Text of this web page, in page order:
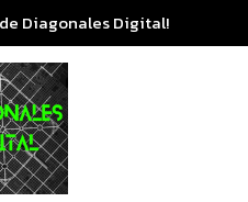
Diagonales Digital!